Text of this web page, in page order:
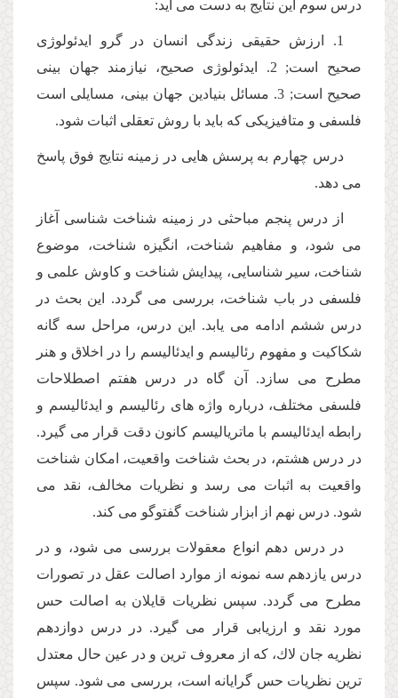
درس سوم این نتایج به دست مى آید:
1. ارزش حقیقى زندگى انسان در گرو ایدئولوژى
صحیح است; 2. ایدئولوژى صحیح، نیازمند جهان بینى
صحیح است; 3. مسائل بنیادین جهان بینى، مسایلى است
فلسفى و متافیزیكى كه باید با روش تعقلى اثبات شود.
درس چهارم به پرسش هایى در زمینه نتایج فوق پاسخ
مى دهد.
از درس پنجم مباحثى در زمینه شناخت شناسى آغاز
مى شود، و مفاهیم شناخت، انگیزه شناخت، موضوع
شناخت، سیر شناسایى، پیدایش شناخت و كاوش علمى و
فلسفى در باب شناخت، بررسى مى گردد. این بحث در
درس ششم ادامه مى یابد. این درس، مراحل سه گانه
شكاكیت و مفهوم رئالیسم و ایدئالیسم را در اخلاق و هنر
مطرح مى سازد. آن گاه در درس هفتم اصطلاحات
فلسفى مختلف، درباره واژه هاى رئالیسم و ایدئالیسم و
رابطه ایدئالیسم با ماتریالیسم كانون دقت قرار مى گیرد.
در درس هشتم، در بحث شناخت واقعیت، امكان شناخت
واقعیت به اثبات مى رسد و نظریات مخالف، نقد مى
شود. درس نهم از ابزار شناخت گفتوگو مى كند.
در درس دهم انواع معقولات بررسى مى شود، و در
درس یازدهم سه نمونه از موارد اصالت عقل در تصورات
مطرح مى گردد. سپس نظریات قایلان به اصالت حس
مورد نقد و ارزیابى قرار مى گیرد. در درس دوازدهم
نظریه جان لاك، كه از معروف ترین و در عین حال معتدل
ترین نظریات حس گرایانه است، بررسى مى شود. سپس